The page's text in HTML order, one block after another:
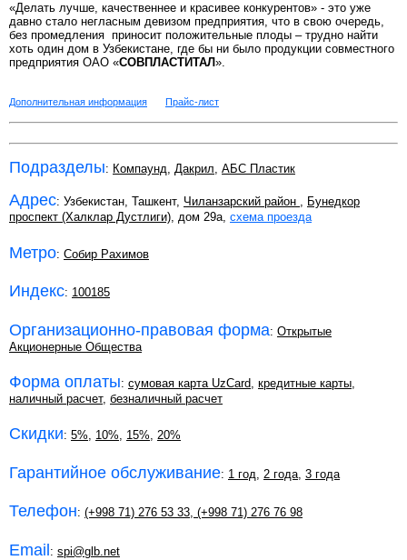
«Делать лучше, качественнее и красивее конкурентов» - это уже
давно стало негласным девизом предприятия, что в свою очередь,
без промедления приносит положительные плоды – трудно найти
хоть один дом в Узбекистане, где бы ни было продукции совместного
предприятия OAO «СОВПЛАСТИТАЛ».
Дополнительная информация Прайс-лист
Подразделы: Компаунд, Дакрил, АБС Пластик
Адрес: Узбекистан, Ташкент, Чиланзарский район , Бунедкор
проспект (Халклар Дустлиги), дом 29а, схема проезда
Метро: Собир Рахимов
Индекс: 100185
Организационно-правовая форма: Открытые
Акционерные Общества
Форма оплаты: сумовая карта UzCard, кредитные карты,
наличный расчет, безналичный расчет
Скидки: 5%, 10%, 15%, 20%
Гарантийное обслуживание: 1 год 2 года 3 года
Телефон: (+998 71) 276 53 33, (+998 71) 276 76 98
Email: spi@glb.net